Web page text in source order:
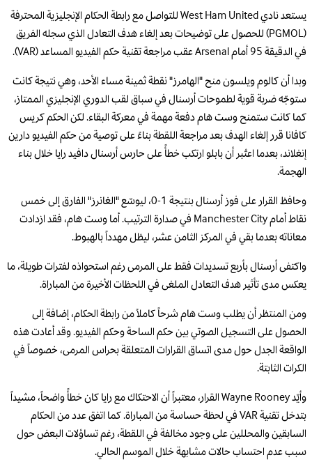
يستعد نادي West Ham United للتواصل مع رابطة الحكام الإنجليزية المحترفة
(PGMOL) للحصول على توضيحات بعد إلغاء هدف التعادل الذي سجله الفريق
في الدقيقة 95 أمام Arsenal عقب مراجعة تقنية حكم الفيديو المساعد (VAR).
وبدا أن كالوم ويلسون منح "الهامرز" نقطة ثمينة مساء الأحد، وهي نتيجة كانت
ستوجّه ضربة قوية لطموحات أرسنال في سباق لقب الدوري الإنجليزي الممتاز،
كما كانت ستمنح وست هام دفعة مهمة في معركة البقاء. لكن الحكم كريس
كافانا قرر إلغاء الهدف بعد مراجعة اللقطة بناءً على توصية من حكم الفيديو دارين
إنغلاند، بعدما اعتُبر أن بابلو ارتكب خطأً على حارس أرسنال دافيد رايا خلال بناء
الهجمة.
وحافظ القرار على فوز أرسنال بنتيجة 1-0، ليوسّع "الغانرز" الفارق إلى خمس
نقاط أمام Manchester City في صدارة الترتيب. أما وست هام، فقد ازدادت
معاناته بعدما بقي في المركز الثامن عشر، ليظل مهدداً بالهبوط.
واكتفى أرسنال بأربع تسديدات فقط على المرمى رغم استحواذه لفترات طويلة، ما
يعكس مدى تأثير هدف التعادل الملغى في اللحظات الأخيرة من المباراة.
ومن المنتظر أن يطلب وست هام شرحاً كاملاً من رابطة الحكام، إضافة إلى
الحصول على التسجيل الصوتي بين حكم الساحة وحكم الفيديو. وقد أعادت هذه
الواقعة الجدل حول مدى اتساق القرارات المتعلقة بحراس المرمى، خصوصاً في
الكرات الثابتة.
وأيّد Wayne Rooney القرار، معتبراً أن الاحتكاك مع رايا كان خطأً واضحاً، مشيداً
بتدخل تقنية VAR في لحظة حساسة من المباراة. كما اتفق عدد من الحكام
السابقين والمحللين على وجود مخالفة في اللقطة، رغم تساؤلات البعض حول
سبب عدم احتساب حالات مشابهة خلال الموسم الحالي.